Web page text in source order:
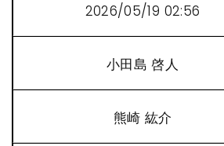
2026/05/19 02:56
小田島 啓人
熊崎 紘介